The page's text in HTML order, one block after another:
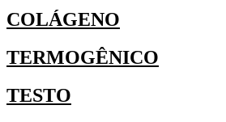
COLÁGENO
TERMOGÊNICO
TESTO